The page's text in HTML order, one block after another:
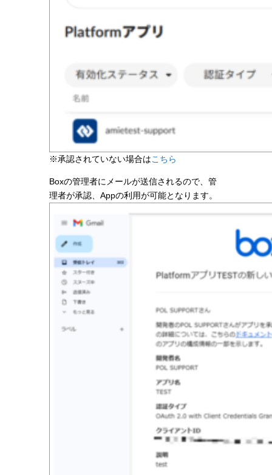
※承認されていない場合はこちら
Boxの管理者にメールが送信されるので、管
理者が承認、Appの利用が可能となります。